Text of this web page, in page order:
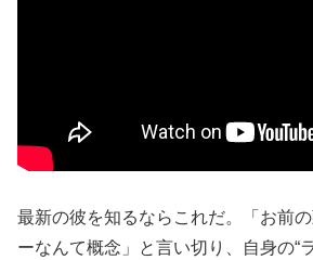
最新の彼を知るならこれだ。「お前
ーなんて概念」と言い切り、自身の“